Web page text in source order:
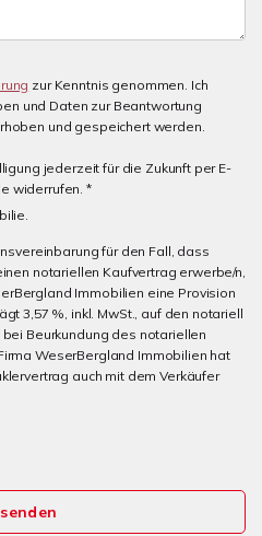
zur Kenntnis genommen. Ich
und Daten zur Beantwortung
und gespeichert werden.
jederzeit für die Zukunft per E-
widerrufen. *
für den Fall, dass
notariellen Kaufvertrag erwerbe/n,
Immobilien eine Provision
3,57 %, inkl. MwSt., auf den notariell
Beurkundung des notariellen
WeserBergland Immobilien hat
auch mit dem Verkäufer